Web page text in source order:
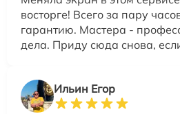
восторге! Всего за пару
гарантию. Мастера -
дела. Приду сюда снова,
Ильин Егор